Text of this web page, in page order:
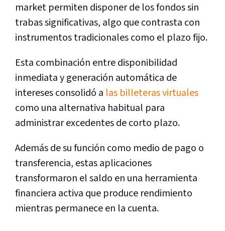
market permiten disponer de los fondos sin
trabas significativas, algo que contrasta con
instrumentos tradicionales como el plazo fijo.
Esta combinación entre disponibilidad
inmediata y generación automática de
intereses consolidó a las billeteras virtuales
como una alternativa habitual para
administrar excedentes de corto plazo.
Además de su función como medio de pago o
transferencia, estas aplicaciones
transformaron el saldo en una herramienta
financiera activa que produce rendimiento
mientras permanece en la cuenta.